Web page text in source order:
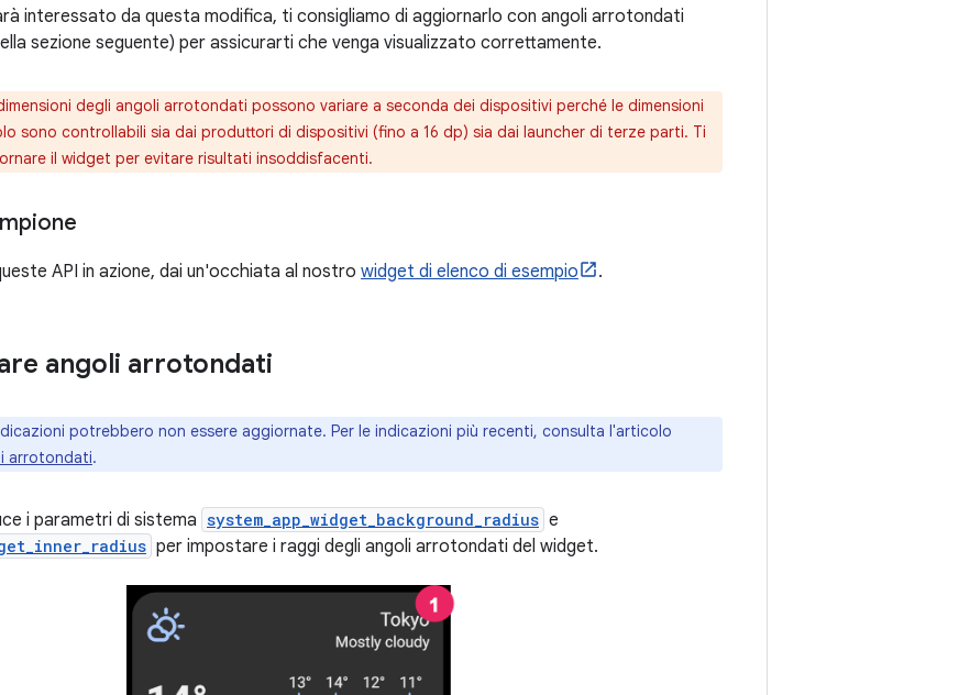
interessato da questa modifica, ti consigliamo di aggiornarlo con angoli arrotondati
sezione seguente) per assicurarti che venga visualizzato correttamente.
degli angoli arrotondati possono variare a seconda dei dispositivi perché le dimensioni
sono controllabili sia dai produttori di dispositivi (fino a 16 dp) sia dai launcher di terze parti. Ti
il widget per evitare risultati insoddisfacenti.
API in azione, dai un'occhiata al nostro widget di elenco di esempio .
angoli arrotondati
potrebbero non essere aggiornate. Per le indicazioni più recenti, consulta l'articolo
arrotondati.
i parametri di sistema system_app_widget_background_radius e
per impostare i raggi degli angoli arrotondati del widget.